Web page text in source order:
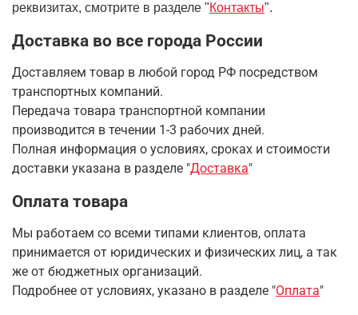
реквизитах, смотрите в разделе "Контакты".
Доставка во все города России
Доставляем товар в любой город РФ посредством
транспортных компаний.
Передача товара транспортной компании
производится в течении 1-3 рабочих дней.
Полная информация о условиях, сроках и стоимости
доставки указана в разделе "Доставка"
Оплата товара
Мы работаем со всеми типами клиентов, оплата
принимается от юридических и физических лиц, а так
же от бюджетных организаций.
Подробнее от условиях, указано в разделе "Оплата"